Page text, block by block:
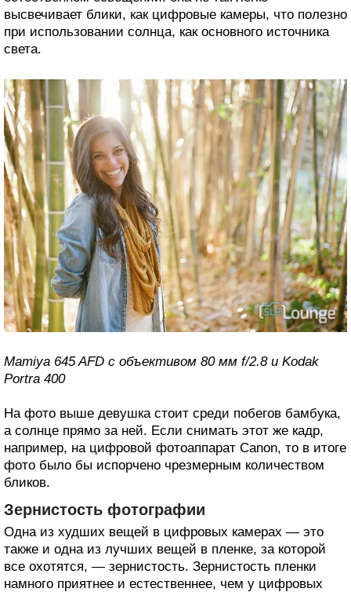
высвечивает блики, как цифровые камеры, что полезно
при использовании солнца, как основного источника
света.
Mamiya 645 AFD с объективом 80 мм f/2.8 и Kodak
Portra 400
На фото выше девушка стоит среди побегов бамбука,
а солнце прямо за ней. Если снимать этот же кадр,
например, на цифровой фотоаппарат Canon, то в итоге
фото было бы испорчено чрезмерным количеством
бликов.
Зернистость фотографии
Одна из худших вещей в цифровых камерах — это
также и одна из лучших вещей в пленке, за которой
все охотятся, — зернистость. Зернистость пленки
намного приятнее и естественнее, чем у цифровых